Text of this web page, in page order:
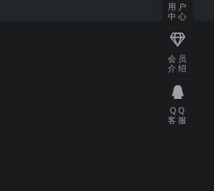
用户
中心
会员
介绍
QQ
客服